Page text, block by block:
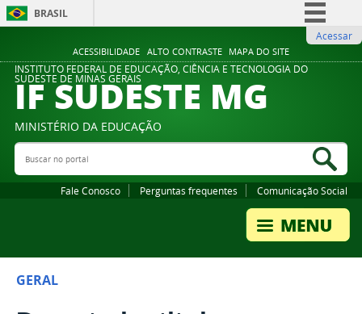
ACESSIBILIDADE ALTO CONTRASTE MAPA DO SITE
BRASIL
Comunica BR
Participe
Legislação
Acessar
INSTITUTO FEDERAL DE EDUCAÇÃO, CIÊNCIA E TECNOLOGIA DO
SUDESTE DE MINAS GERAIS
IF SUDESTE MG
MINISTÉRIO DA EDUCAÇÃO
Buscar no portal
Fale Conosco Perguntas frequentes Comunicação Social
GERAL